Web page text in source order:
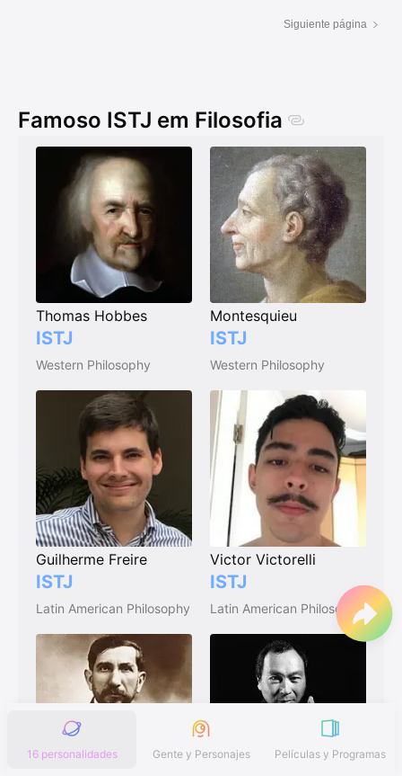
Siguiente página
Famoso ISTJ em Filosofia
Thomas Hobbes
ISTJ
Western Philosophy
Montesquieu
ISTJ
Western Philosophy
Guilherme Freire
ISTJ
Latin American Philosophy
Victor Victorelli
ISTJ
Latin American Philosophy
16 personalidades Gente y Personajes Películas y Programas